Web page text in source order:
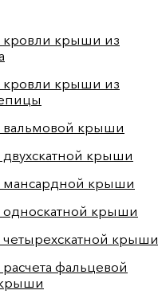
кровли крыши из
кровли крыши из
вальмовой крыши
двухскатной крыши
мансардной крыши
односкатной крыши
четырехскатной крыши
фальцевой